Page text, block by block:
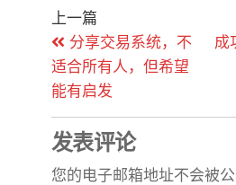
上一篇
分享交易系统，不
适合所有人，但希望
能有启发
成
发表评论
您的电子邮箱地址不会被公